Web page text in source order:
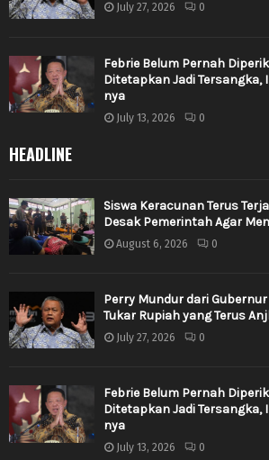
July 27, 2026 0
Febrie Belum Pernah
Ditetapkan Jadi Tersangka,
nya
July 13, 2026 0
HEADLINE
Siswa Keracunan Terus
Desak Pemerintah Agar
August 6, 2026 0
Perry Mundur dari Gubernur
Tukar Rupiah yang Terus
July 27, 2026 0
Febrie Belum Pernah
Ditetapkan Jadi Tersangka,
nya
July 13, 2026 0